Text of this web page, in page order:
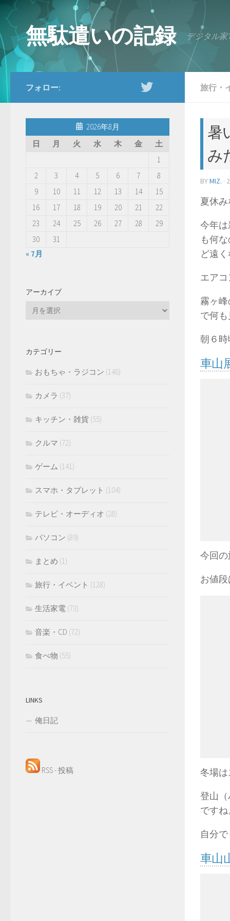
コンテンツへスキップ
無駄遣いの記録 デジタル
旅行・
暑
み
BYMIZ. ·
夏休み
今年
も何
ど遠
エア
霧ヶ
で何
朝６時
車山
今回の
お値段
冬場は
登山
ですね
自分で
車山
フォロー:
2026年8月
日
月 火 水 木 金
土
1
2
3 4 5 6 7
8
9
10 11 12 13 14
15
16
17 18 19 20 21
22
23
24 25 26 27 28
29
30
31
« 7月
アーカイブ
ブ
カテゴリー
おもちゃ・ラジコン (146)
カメラ (37)
キッチン・雑貨 (55)
クルマ (72)
ゲーム (141)
スマホ・タブレット (104)
テレビ・オーディオ (28)
パソコン (89)
まとめ (1)
旅行・イベント (128)
生活家電 (73)
音楽・CD (72)
食べ物 (55)
LINKS
俺日記
RSS - 投稿